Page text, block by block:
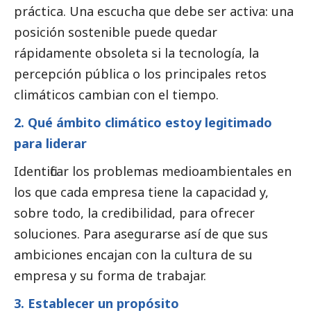
práctica. Una escucha que debe ser activa: una
posición sostenible puede quedar
rápidamente obsoleta si la tecnología, la
percepción pública o los principales retos
climáticos cambian con el tiempo.
2. Qué ámbito climático estoy legitimado
para liderar
Identificar los problemas medioambientales en
los que cada empresa tiene la capacidad y,
sobre todo, la credibilidad, para ofrecer
soluciones. Para asegurarse así de que sus
ambiciones encajan con la cultura de su
empresa y su forma de trabajar.
3. Establecer un propósito